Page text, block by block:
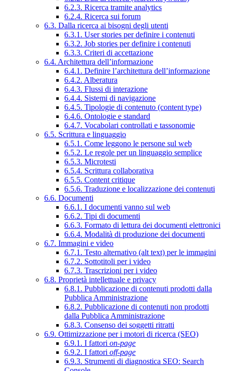
6.2.3. Ricerca tramite analytics
6.2.4. Ricerca sui forum
6.3. Dalla ricerca ai bisogni degli utenti
6.3.1. User stories per definire i contenuti
6.3.2. Job stories per definire i contenuti
6.3.3. Criteri di accettazione
6.4. Architettura dell’informazione
6.4.1. Definire l’architettura dell’informazione
6.4.2. Alberatura
6.4.3. Flussi di interazione
6.4.4. Sistemi di navigazione
6.4.5. Tipologie di contenuto (content type)
6.4.6. Ontologie e standard
6.4.7. Vocabolari controllati e tassonomie
6.5. Scrittura e linguaggio
6.5.1. Come leggono le persone sul web
6.5.2. Le regole per un linguaggio semplice
6.5.3. Microtesti
6.5.4. Scrittura collaborativa
6.5.5. Content critique
6.5.6. Traduzione e localizzazione dei contenuti
6.6. Documenti
6.6.1. I documenti vanno sul web
6.6.2. Tipi di documenti
6.6.3. Formato di lettura dei documenti elettronici
6.6.4. Modalità di produzione dei documenti
6.7. Immagini e video
6.7.1. Testo alternativo (alt text) per le immagini
6.7.2. Sottotitoli per i video
6.7.3. Trascrizioni per i video
6.8. Proprietà intellettuale e privacy
6.8.1. Pubblicazione di contenuti prodotti dalla
Pubblica Amministrazione
6.8.2. Pubblicazione di contenuti non prodotti
dalla Pubblica Amministrazione
6.8.3. Consenso dei soggetti ritratti
6.9. Ottimizzazione per i motori di ricerca (SEO)
6.9.1. I fattori on-page
6.9.2. I fattori off-page
6.9.3. Strumenti di diagnostica SEO: Search